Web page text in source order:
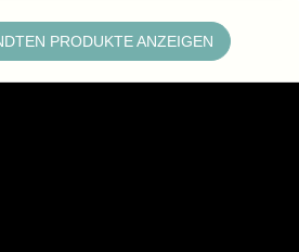
PRODUKTE ANZEIGEN